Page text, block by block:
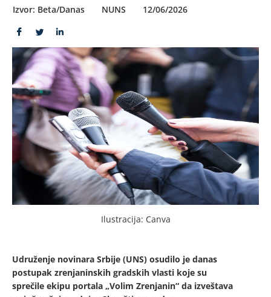
Izvor: Beta/Danas NUNS 12/06/2026
Ilustracija: Canva
Udruženje novinara Srbije (UNS) osudilo je danas
postupak zrenjaninskih gradskih vlasti koje su
sprečile ekipu portala „Volim Zrenjanin“ da izveštava